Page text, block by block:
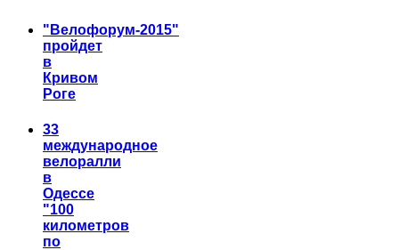
"Велофорум-2015"
пройдет
в
Кривом
Роге
33
международное
велоралли
в
Одессе
"100
километров
по